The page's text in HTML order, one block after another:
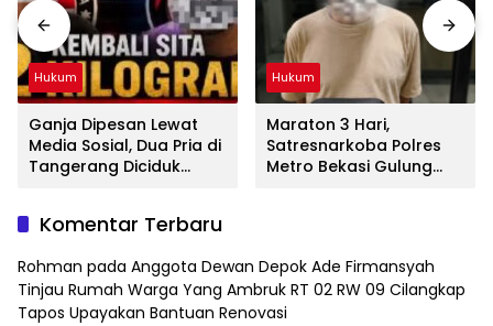
Hukum
Ganja Dipesan Lewat
Media Sosial, Dua Pria di
Tangerang Diciduk
Hukum
Maraton 3 Hari,
Satresnarkoba Polres
Metro Bekasi Gulung
Komentar Terbaru
Rohman pada Anggota Dewan Depok Ade Firmansyah
Tinjau Rumah Warga Yang Ambruk RT 02 RW 09 Cilangkap
Tapos Upayakan Bantuan Renovasi